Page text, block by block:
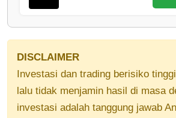
DISCLAIMER
Investasi dan trading berisiko
lalu tidak menjamin hasil di masa
investasi adalah tanggung jawab